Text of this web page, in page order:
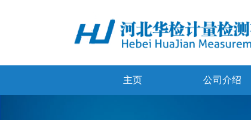
主页 公司介绍